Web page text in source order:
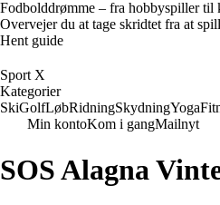
Fodbolddrømme – fra hobbyspiller til
Overvejer du at tage skridtet fra at
Hent guide
Sport X
Kategorier
SkiGolfLøbRidningSkydningYoga
Min kontoKom i gangMailnyt
SOS Alagna